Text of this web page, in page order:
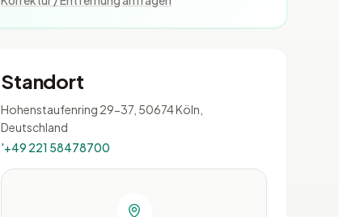
Standort
Hohenstaufenring 29-37, 50674 Köln,
Deutschland
'+49 221 58478700